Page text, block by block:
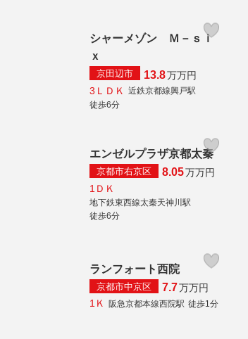
シャーメゾン Ｍ－ｓｉ
ｘ
京田辺市 13.8万万円
3ＬＤＫ
近鉄京都線興戸駅
徒歩6分
エンゼルプラザ京都太秦
京都市右京区 8.05万万円
1ＤＫ
地下鉄東西線太秦天神川駅
徒歩6分
ランフォート西院
京都市中京区 7.7万万円
1Ｋ 阪急京都本線西院駅 徒歩1分